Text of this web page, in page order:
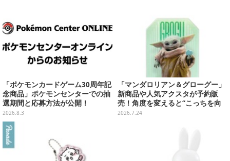
「ポケモンカードゲーム30周年記
念商品」ポケモンセンターでの抽
選期間と応募方法が公開！
2026.8.3
「マンダロリアン＆グローグー」
新商品や人気アクスタが予約販
売！角度を変えると“こっちを向
いてくれる”ステッカーも
2026.7.24